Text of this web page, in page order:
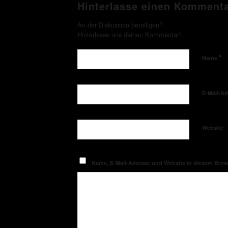
Hinterlasse einen
An der Diskussion beteiligen?
Hinterlasse uns deinen Kommentar!
Name *
E-Mail-
Website
Name, E-Mail-Adresse und Website in diesem